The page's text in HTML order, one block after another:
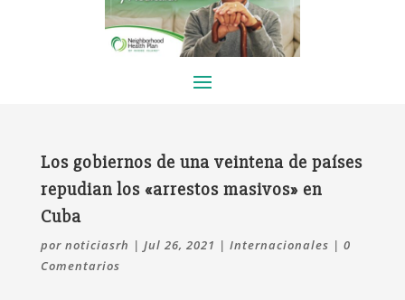
Los gobiernos de una veintena de países
repudian los «arrestos masivos» en
Cuba
por noticiasrh | Jul 26, 2021 | Internacionales | 0
Comentarios